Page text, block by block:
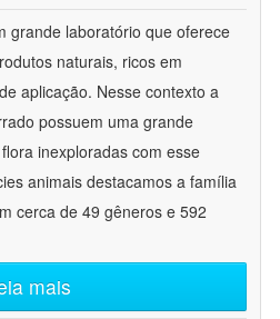
grande laboratório que oferece
naturais, ricos em
aplicação. Nesse contexto a
possuem uma grande
inexploradas com esse
animais destacamos a família
cerca de 49 gêneros e 592
mais